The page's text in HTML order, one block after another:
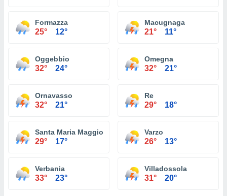
Formazza
25° 12°
Macugnaga
21° 11°
Oggebbio
32° 24°
Omegna
32° 21°
Ornavasso
32° 21°
Re
29° 18°
Santa Maria Maggiore
29° 17°
Varzo
26° 13°
Verbania
33° 23°
Villadossola
31° 20°